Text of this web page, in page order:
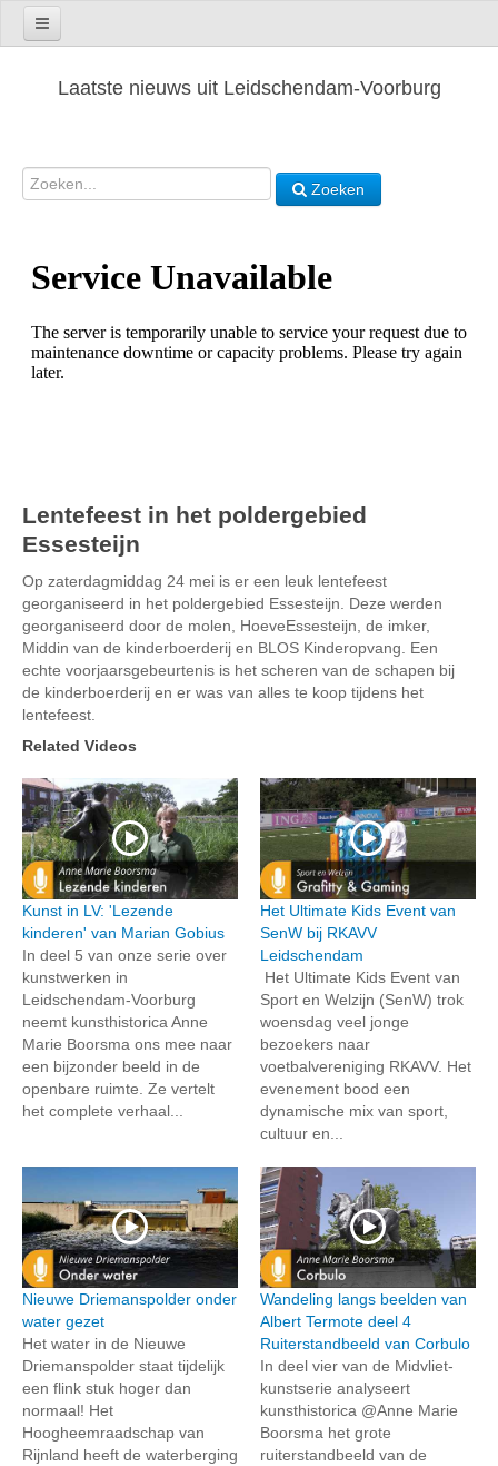
Laatste nieuws uit Leidschendam-Voorburg
Zoeken
Lentefeest in het poldergebied
Essesteijn
Op zaterdagmiddag 24 mei is er een leuk lentefeest
georganiseerd in het poldergebied Essesteijn. Deze werden
georganiseerd door de molen, HoeveEssesteijn, de imker,
Middin van de kinderboerderij en BLOS Kinderopvang. Een
echte voorjaarsgebeurtenis is het scheren van de schapen bij
de kinderboerderij en er was van alles te koop tijdens het
lentefeest.
Related Videos
Kunst in LV: 'Lezende
kinderen' van Marian Gobius
In deel 5 van onze serie over
kunstwerken in
Leidschendam-Voorburg
neemt kunsthistorica Anne
Marie Boorsma ons mee naar
een bijzonder beeld in de
openbare ruimte. Ze vertelt
het complete verhaal...
Het Ultimate Kids Event van
SenW bij RKAVV
Leidschendam
Het Ultimate Kids Event van
Sport en Welzijn (SenW) trok
woensdag veel jonge
bezoekers naar
voetbalvereniging RKAVV. Het
evenement bood een
dynamische mix van sport,
cultuur en...
Nieuwe Driemanspolder onder
water gezet
Het water in de Nieuwe
Driemanspolder staat tijdelijk
een flink stuk hoger dan
normaal! Het
Hoogheemraadschap van
Rijnland heeft de waterberging
Wandeling langs beelden van
Albert Termote deel 4
Ruiterstandbeeld van Corbulo
In deel vier van de Midvliet-
kunstserie analyseert
kunsthistorica @Anne Marie
Boorsma het grote
ruiterstandbeeld van de